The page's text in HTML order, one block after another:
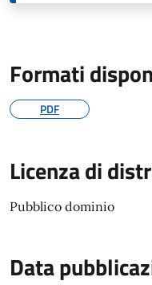
Formati
PDF
Licenza di
Pubblico dominio
Data